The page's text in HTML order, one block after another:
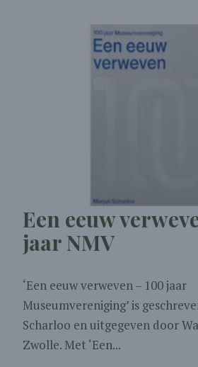
Een eeuw
jaar NMV
‘Een eeuw verweven – 100 jaar
Museumvereniging’ is
Scharloo en uitgegeven door
Zwolle. Met ‘Een...